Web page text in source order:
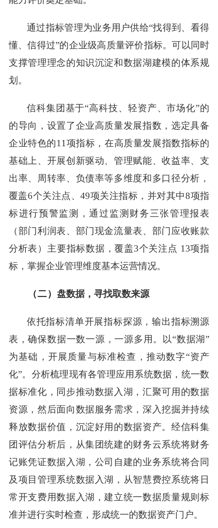
通过指标管理为业务用户供给“找得到、看得
懂、信得过”的企业级高质量评价指标。可以同时
支撑管理理念的知识沉淀和数据湖建模的体系规
划。
信科集团基于“高科技、轻资产、市场化”的
的导向，设置了企业高质量发展指数，选定具备
企业特色的11项指标，在高质量发展指数指标的
基础上、开展创新驱动、管理赋能、收益率、支
出率、周转率、负债率等多维度和多口径分析，
覆盖6个关注点、49项关注指标，并对其中8项指
标进行预警监测，通过监测财务三张管理报表
（部门利润表、部门现金流量表、部门应收账款
分析表）主要指标数据，覆盖3个关注点 13项指
标，掌握企业管理维度基本运营情况。
（二） 盘数据，寻找取数来源
依托指标清单开展指标探源，输出指标溯源
表，确保数据一数一源，一源多用。以“数据湖”
为基础，开展质量与标准检查，推动数字“资产
化”。分析梳理现有各管理应用系统数据，统一数
据标准化，同步推动数据入湖，汇聚可用的数据
资源，然后面向数据服务需求，深入挖掘并持续
释放数据价值，沉淀好用的数据资产。经信科集
团评估分析后，从集团统建的财务云系统将财务
记账凭证数据入湖，公司自建的业务系统将合同
及项目管理系统数据入湖，从智慧费控系统将日
常开支费用数据入湖，建立统一数据质量规则标
准并进行实时检查，形成统一的数据资产门户。